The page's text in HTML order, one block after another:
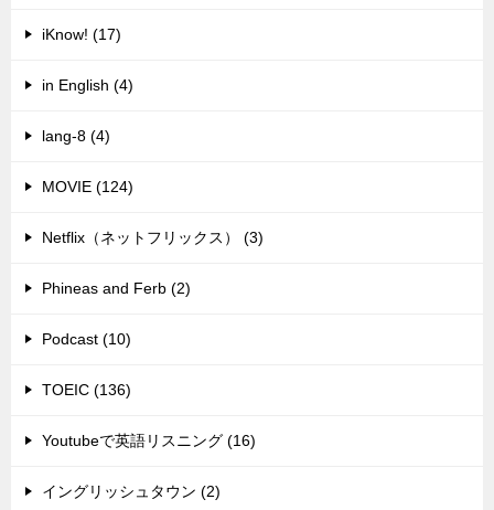
iKnow! (17)
in English (4)
lang-8 (4)
MOVIE (124)
Netflix（ネットフリックス） (3)
Phineas and Ferb (2)
Podcast (10)
TOEIC (136)
Youtubeで英語リスニング (16)
イングリッシュタウン (2)